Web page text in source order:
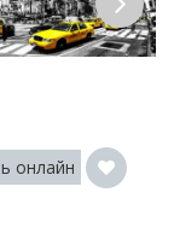
онлайн